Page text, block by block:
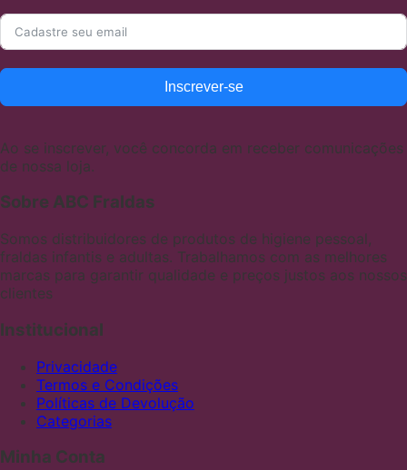
Inscrever-se
Ao se inscrever, você concorda em receber comunicações
de nossa loja.
Sobre ABC Fraldas
Somos distribuidores de produtos de higiene pessoal,
fraldas infantis e adultas. Trabalhamos com as melhores
marcas para garantir qualidade e preços justos aos nossos
clientes
Institucional
Privacidade
Termos e Condições
Políticas de Devolução
Categorias
Minha Conta